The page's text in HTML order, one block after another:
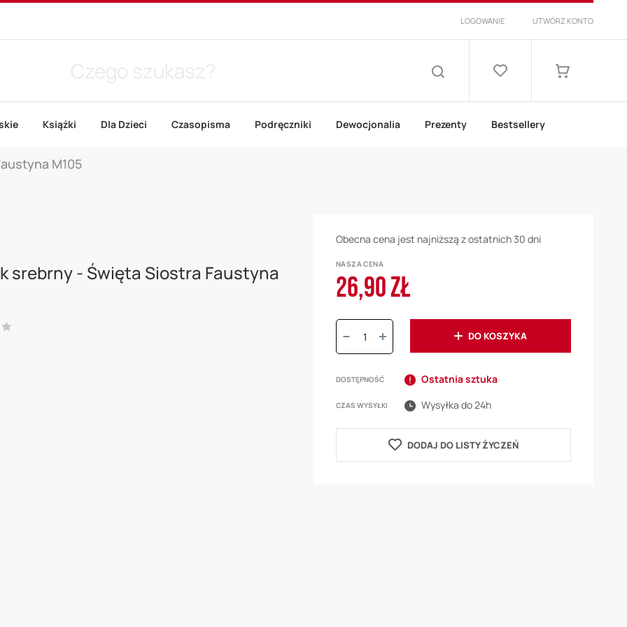
LOGOWANIE UTWÓRZ KONTO
Lista
Książki Dla Dzieci Czasopisma Podręczniki Dewocjonalia Prezenty Bestsellery
M105
srebrny - Święta Siostra Faustyna
Obecna cena jest najniższą z ostatnich 30 dni
NASZA CENA
26,90 ZŁ
Ilość:
DO KOSZYKA
DOSTĘPNOŚĆ Ostatnia sztuka
CZAS WYSYŁKI Wysyłka do 24h
DODAJ DO LISTY ŻYCZEŃ